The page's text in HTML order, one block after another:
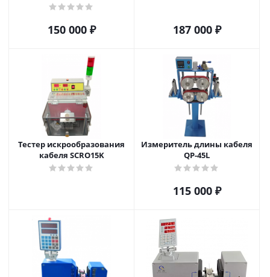
150 000₽ 187 000₽
Тестер искрообразования
кабеля SCRO15K
Измеритель длины кабеля
QP-45L
115 000₽